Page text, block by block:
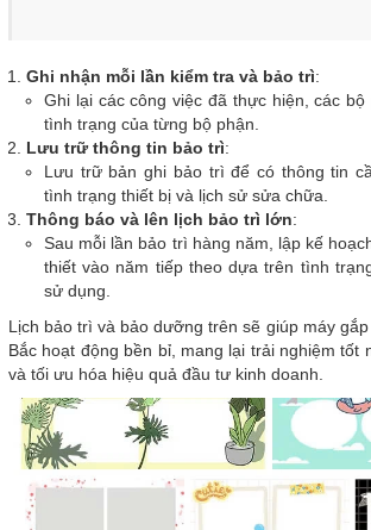
Ghi nhận mỗi lần kiểm tra và bảo trì:
Ghi lại các công việc đã thực hiện, các
tình trạng của từng bộ phận.
Lưu trữ thông tin bảo trì:
Lưu trữ bản ghi bảo trì để có thông tin
tình trạng thiết bị và lịch sử sửa chữa.
Thông báo và lên lịch bảo trì lớn:
Sau mỗi lần bảo trì hàng năm, lập kế
thiết vào năm tiếp theo dựa trên tình
sử dụng.
Lịch bảo trì và bảo dưỡng trên sẽ giúp máy
Bắc hoạt động bền bỉ, mang lại trải nghiệm tốt
và tối ưu hóa hiệu quả đầu tư kinh doanh.